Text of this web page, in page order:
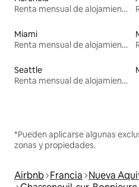
Renta mensual de alojamientos
Miami
Renta mensual de alojamientos
Seattle
Renta mensual de alojamientos
*Pueden aplicarse algunas
zonas y propiedades.
Airbnb Francia Nueva